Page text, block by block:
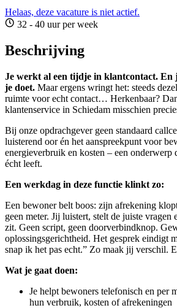
Helaas, deze vacature is niet actief.
32 - 40 uur per week
Beschrijving
Je werkt al een tijdje in klantcontact. En
je doet. Maar ergens wringt het: steeds
ruimte voor echt contact… Herkenbaar?
klantenservice in Schiedam misschien
Bij onze opdrachgever geen standaard
luisterend oor én het aanspreekpunt voor
energieverbruik en kosten – een onderwerp
écht leeft.
Een werkdag in deze functie klinkt zo:
Een bewoner belt boos: zijn afrekening
geen meter. Jij luistert, stelt de juiste vragen
zit. Geen script, geen doorverbindknop.
oplossingsgerichtheid. Het gesprek eindigt
snap ik het pas echt.” Zo maak jij verschil.
Wat je gaat doen:
Je helpt bewoners telefonisch en per
hun verbruik, kosten of afrekeningen